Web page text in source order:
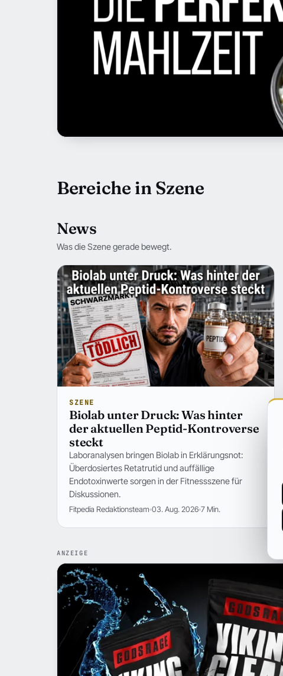
Bereiche in Szene
News
Was die Szene gerade bewegt.
SZENE
Biolab unter Druck: Was hinter
der aktuellen Peptid-Kontroverse
steckt
Laboranalysen bringen Biolab in Erklärungsnot:
Überdosiertes Retatrutid und auffällige
Endotoxinwerte sorgen in der Fitnessszene für
Diskussionen.
Fitpedia Redaktionsteam 03. Aug. 2026 7 Min.
ANZEIGE